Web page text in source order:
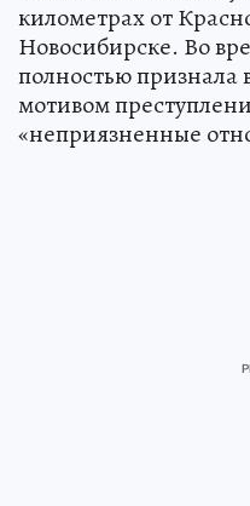
километрах от
Новосибирске. Во
полностью признала
мотивом
«неприязненные